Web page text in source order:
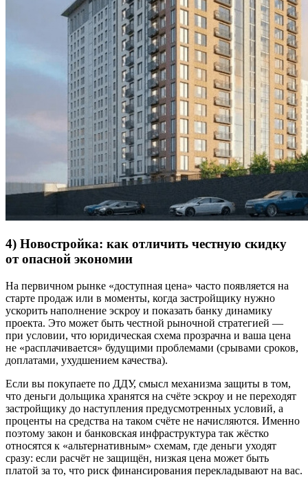
4) Новостройка: как отличить честную скидку
от опасной экономии
На первичном рынке «доступная цена» часто появляется на
старте продаж или в моменты, когда застройщику нужно
ускорить наполнение эскроу и показать банку динамику
проекта. Это может быть честной рыночной стратегией —
при условии, что юридическая схема прозрачна и ваша цена
не «расплачивается» будущими проблемами (срывами сроков,
доплатами, ухудшением качества).
Если вы покупаете по ДДУ, смысл механизма защиты в том,
что деньги дольщика хранятся на счёте эскроу и не переходят
застройщику до наступления предусмотренных условий, а
проценты на средства на таком счёте не начисляются. Именно
поэтому закон и банковская инфраструктура так жёстко
относятся к «альтернативным» схемам, где деньги уходят
сразу: если расчёт не защищён, низкая цена может быть
платой за то, что риск финансирования перекладывают на вас.